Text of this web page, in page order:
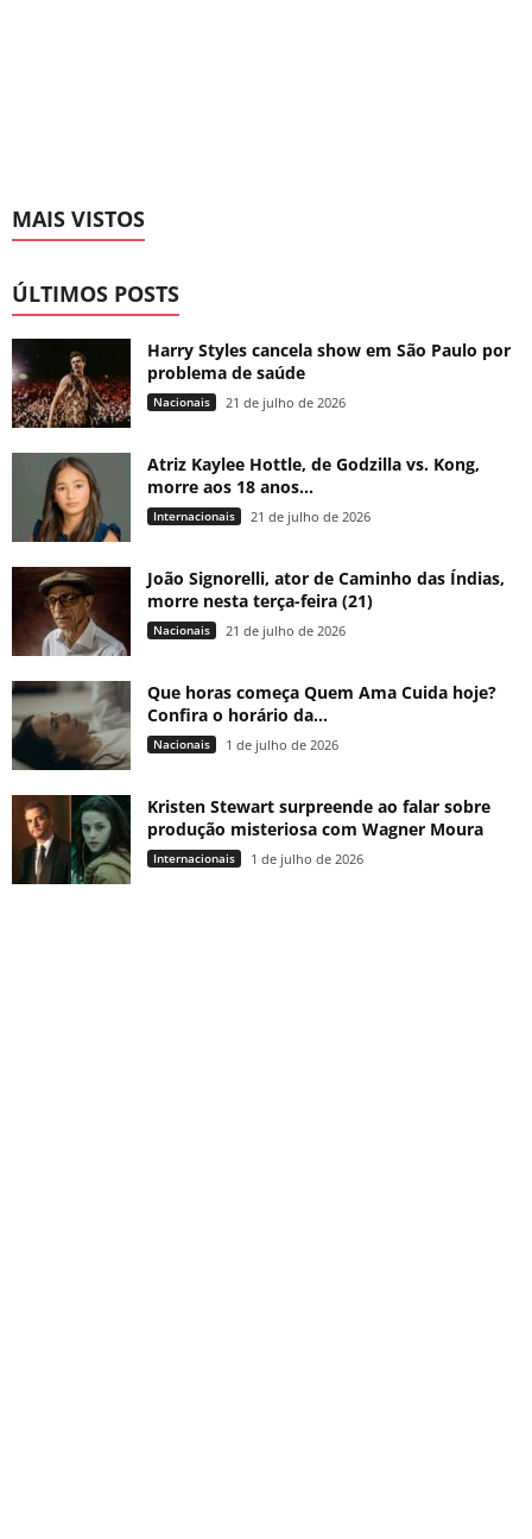
MAIS VISTOS
ÚLTIMOS POSTS
Harry Styles cancela show em São Paulo por
problema de saúde
Nacionais 21 de julho de 2026
Atriz Kaylee Hottle, de Godzilla vs. Kong,
morre aos 18 anos...
Internacionais 21 de julho de 2026
João Signorelli, ator de Caminho das Índias,
morre nesta terça-feira (21)
Nacionais 21 de julho de 2026
Que horas começa Quem Ama Cuida hoje?
Confira o horário da...
Nacionais 1 de julho de 2026
Kristen Stewart surpreende ao falar sobre
produção misteriosa com Wagner Moura
Internacionais 1 de julho de 2026